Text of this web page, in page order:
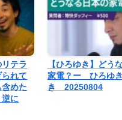
リテラ
れて
めた
逆に
【ひろゆき】どう
家電？ー ひろゆ
き 20250804